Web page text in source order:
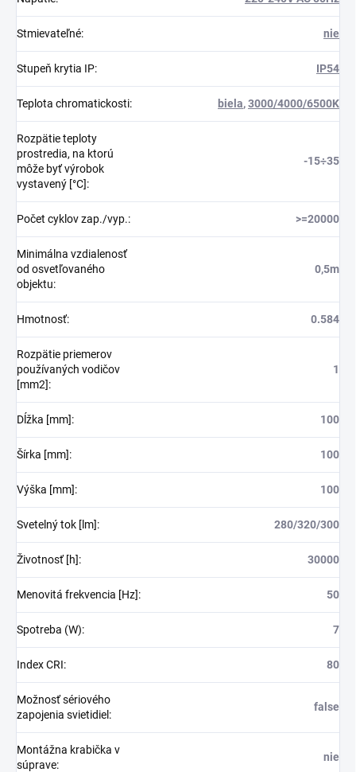
Stmievateľné: nie
Stupeň krytia IP: IP54
Teplota chromatickosti: biela,3000/4000/6500K
Rozpätie teploty
prostredia, na ktorú
môže byť výrobok
vystavený [°C]:
-15÷35
Počet cyklov zap./vyp.: >=20000
Minimálna vzdialenosť
od osvetľovaného
objektu:
0,5m
Hmotnosť: 0.584
Rozpätie priemerov
používaných vodičov
[mm2]:
1
Dĺžka [mm]: 100
Šírka [mm]: 100
Výška [mm]: 100
Svetelný tok [lm]: 280/320/300
Životnosť [h]: 30000
Menovitá frekvencia [Hz]: 50
Spotreba (W): 7
Index CRI: 80
Možnosť sériového
zapojenia svietidiel :
false
Montážna krabička v
súprave:
nie